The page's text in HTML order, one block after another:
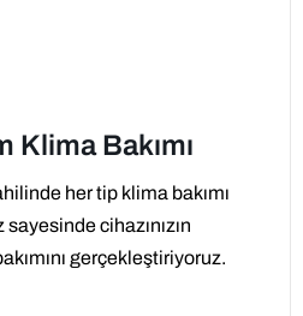
Klima Bakımı
her tip klima bakımı
cihazınızın
gerçekleştiriyoruz.